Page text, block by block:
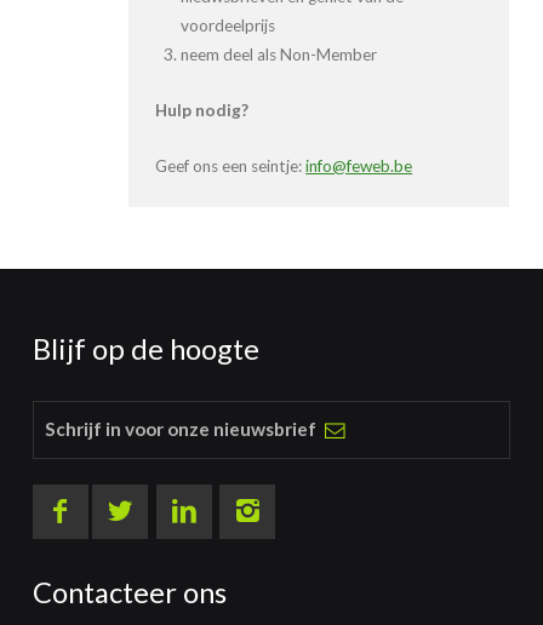
voordeelprijs
neem deel als Non-Member
Hulp nodig?
Geef ons een seintje:info@feweb.be
Blijf op de hoogte
Schrijf in voor onze nieuwsbrief
Contacteer ons